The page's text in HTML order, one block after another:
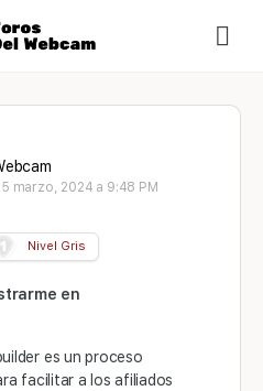
marzo, 2024 a 9:48 PM
Nivel Gris
en
es un proceso
facilitar a los afiliados